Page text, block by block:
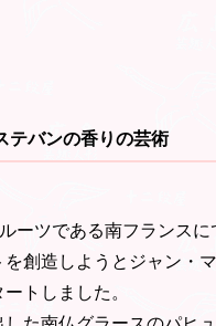
テバンの香りの芸術
ーツである南フランスに
創造しようとジャン・
トしました。